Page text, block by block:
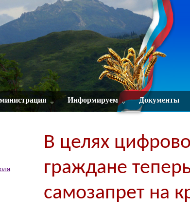
Информируем Документы
В целях
граждане
самозапрет на